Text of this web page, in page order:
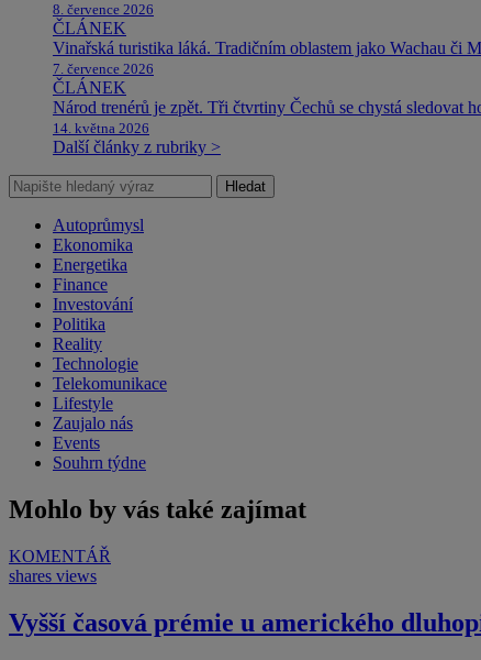
8. července 2026
ČLÁNEK
Vinařská turistika láká. Tradičním oblastem jako Wachau či
7. července 2026
ČLÁNEK
Národ trenérů je zpět. Tři čtvrtiny Čechů se chystá sledovat
14. května 2026
Další články z rubriky >
Hledat
Autoprůmysl
Ekonomika
Energetika
Finance
Investování
Politika
Reality
Technologie
Telekomunikace
Lifestyle
Zaujalo nás
Events
Souhrn týdne
Mohlo by vás také zajímat
KOMENTÁŘ
shares views
Vyšší časová prémie u amerického